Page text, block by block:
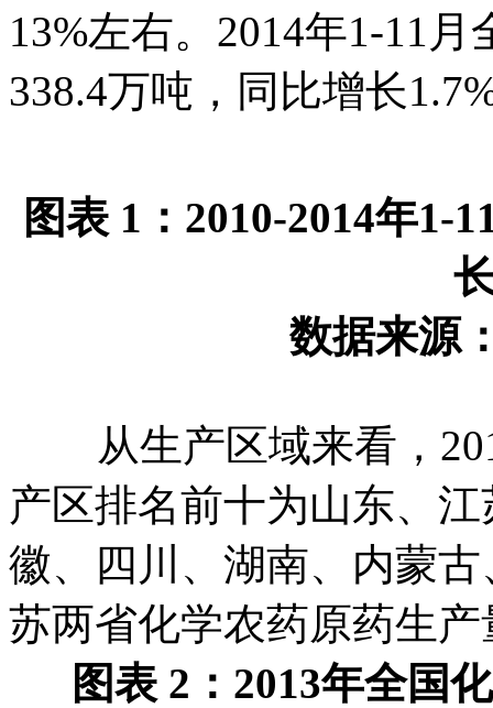
13%左右。2014年1-11
338.4万吨，同比增长
图表 1：2010-2014年1-
数据来源
从生产区域来看，
产区排名前十为山东、
徽、四川、湖南、内蒙
苏两省化学农药原药生
图表 2：2013年全国